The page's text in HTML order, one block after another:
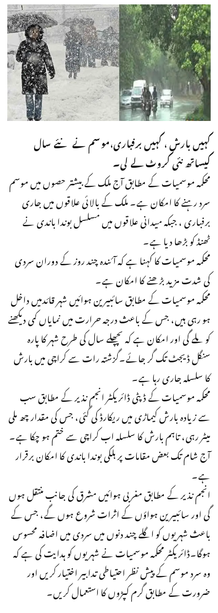
کہیں بارش ، کہیں برفباری،موسم نے نئے سال
کیساتھ نئی کروٹ لے لی۔
محکمہ موسمیات کے مطابق آج ملک کے بیشتر حصوں میں موسم
سرد رہنے کا امکان ہے۔ ملک کے بالائی علاقوں میں جاری
برفباری ، جبکہ میدانی علاقوں میں مسلسل بوندا باندی نے
ٹھنڈ کو بڑھا دیا ہے۔
محکمہ موسمیات کا کہنا ہے کہ آئندہ چند روز کے دوران سردی
کی شدت مزید بڑھنے کا امکان ہے۔
محکمہ موسمیات کے مطابق سائبیرین ہوائیں شہر قائدمیں داخل
ہو رہی ہیں، جس کے باعث درجہ حرارت میں نمایاں کمی دیکھنے
کو ملے گی اور امکان ہے کہ پچھلے سال کی طرح شہر کا پارہ
سنگل ڈیجٹ تک گر جائے۔گزشتہ رات سے کراچی میں بارش
کا سلسلہ جاری رہا ہے۔
محکمہ موسمیات کے ڈپٹی ڈائریکٹر انجم نذیر کے مطابق سب
سے زیادہ بارش کیماڑی میں ریکارڈ کی گئی، جس کی مقدار چھ ملی
میٹر رہی، تاہم بارش کا سلسلہ اب کراچی سے ختم ہو چکا ہے۔
آج شام تک بعض مقامات پر ہلکی بوندا باندی کا امکان برقرار
ہے۔
انجم نذیر کے مطابق مغربی ہوائیں مشرق کی جانب منتقل ہوں
گی اور سائبیرین ہواؤں کے اثرات شروع ہوں گے، جس کے
باعث شہریوں کو اگلے چند دنوں میں سردی میں اضافہ محسوس
ہوگا۔ڈائریکٹر محکمہ موسمیات نے شہریوں کو ہدایت کی ہے کہ
وہ سرد موسم کے پیش نظر احتیاطی تدابیر اختیار کریں اور
ضرورت کے مطابق گرم کپڑوں کا استعمال کریں۔